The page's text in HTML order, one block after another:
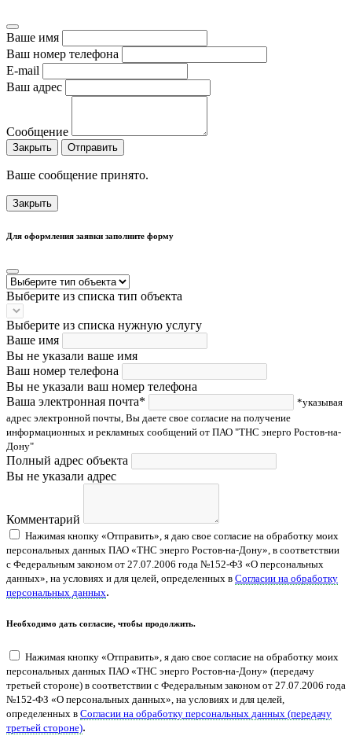
Ваше имя
Ваш номер телефона
E-mail
Ваш адрес
Сообщение
Закрыть Отправить
Ваше сообщение принято.
Закрыть
Для оформления заявки заполните форму
Выберите из списка тип объекта
Выберите из списка нужную услугу
Ваше имя
Вы не указали ваше имя
Ваш номер телефона
Вы не указали ваш номер телефона
Ваша электронная почта*
*указывая
адрес электронной почты, Вы даете свое согласие на получение
информационных и рекламных сообщений от ПАО "ТНС энерго Ростов-на-
Дону"
Полный адрес объекта
Вы не указали адрес
Комментарий
Нажимая кнопку «Отправить», я даю свое согласие на обработку моих
персональных данных ПАО «ТНС энерго Ростов-на-Дону», в соответствии
с Федеральным законом от 27.07.2006 года №152-ФЗ «О персональных
данных», на условиях и для целей, определенных в Согласии на обработку
персональных данных.
Необходимо дать согласие, чтобы продолжить.
Нажимая кнопку «Отправить», я даю свое согласие на обработку моих
персональных данных ПАО «ТНС энерго Ростов-на-Дону» (передачу
третьей стороне) в соответствии с Федеральным законом от 27.07.2006 года
№152-ФЗ «О персональных данных», на условиях и для целей,
определенных в Согласии на обработку персональных данных (передачу
третьей стороне).